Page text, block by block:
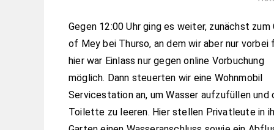
Gegen 12:00 Uhr ging es weiter, zunächst zum
of Mey bei Thurso, an dem wir aber nur vorbei
hier war Einlass nur gegen online Vorbuchung
möglich. Dann steuerten wir eine Wohnmobil
Servicestation an, um Wasser aufzufüllen und
Toilette zu leeren. Hier stellen Privatleute in